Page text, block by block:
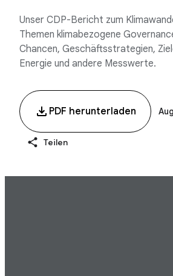
Unser CDP-Bericht zum
Themen klimabezogene
Chancen, Geschäftsstrategien,
Energie und andere Messwerte.
PDF herunterladen
Teilen